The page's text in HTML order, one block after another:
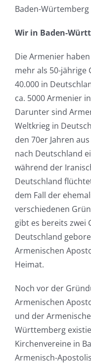
Baden-
Wir in Baden-
Die Armenier
mehr als 50-jährige
40.000 in
ca. 5000 Armenier
Darunter sind
Weltkrieg in
den 70er Jahren
nach Deutschland
während der
Deutschland
dem Fall der
verschiedenen
gibt es bereits zwei
Deutschland
Armenischen
Heimat.
Noch vor der
Armenischen
und der
Württemberg
Kirchenvereine in
Armenisch-